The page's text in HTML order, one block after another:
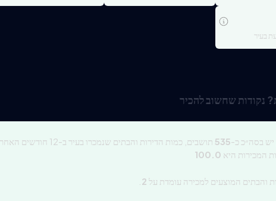
בעיר
נקודות שחשוב להכיר
יש בסה״כ כ-535 תושבים, כמות הדירות והבתים שנמכרו בעיר ב-12 חודשים האחרונים עומדת על
המכירות היא 100.0
והבתים המוצעים למכירה עומדת על 2